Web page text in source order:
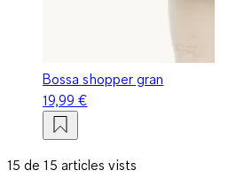
Bossa shopper gran
19,99 €
15 de 15 articles vists